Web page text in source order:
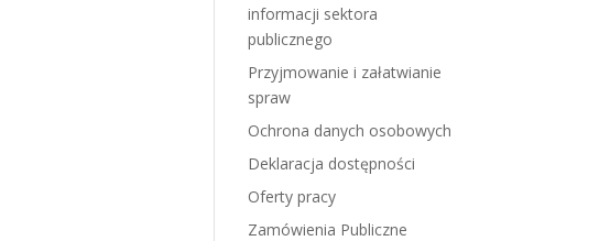
informacji sektora
publicznego
Przyjmowanie i załatwianie
spraw
Ochrona danych osobowych
Deklaracja dostępności
Oferty pracy
Zamówienia Publiczne